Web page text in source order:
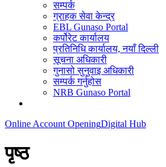
सम्पर्क
ग्राहक सेवा केन्द्र
EBL Gunaso Portal
कर्पोरेट कार्यालय
प्रतिनिधि कार्यालय, नयाँ दिल्ली
सूचना अधिकारी
गुनासो सुनुवाइ अधिकारी
सम्पर्क गर्नुहोस
NRB Gunaso Portal
Online Account OpeningDigital Hub
पृष्ठ